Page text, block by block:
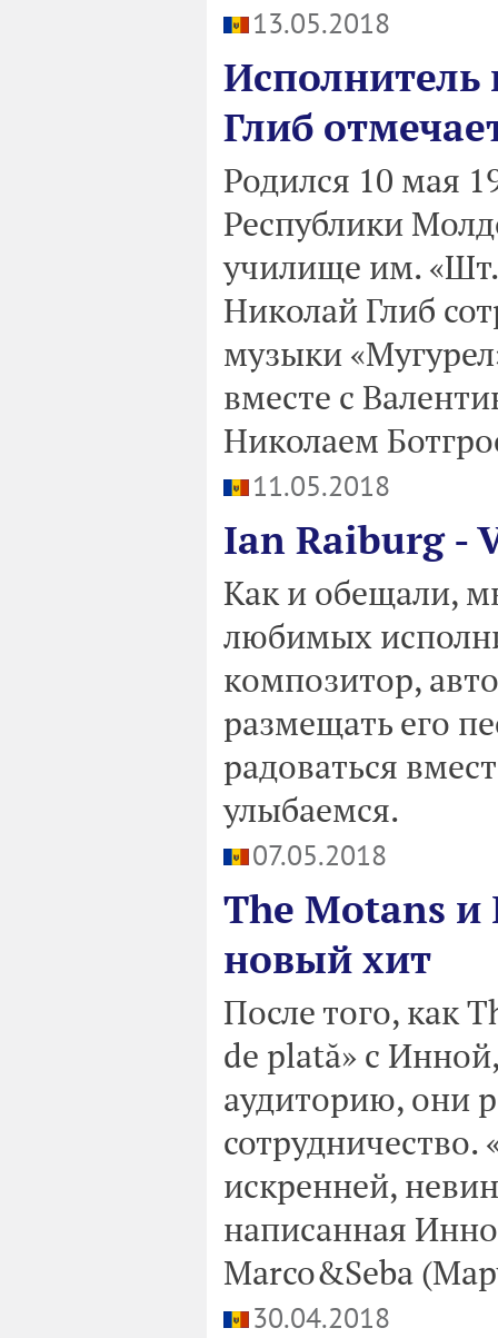
13.05.2018
Глиб
Родился 10 мая
Республики
училище им.
Николай Глиб
музыки
вместе с
Николаем
11.05.2018
Ian Raiburg -
Как и обещали,
любимых
композитор,
размещать его
радоваться
улыбаемся.
07.05.2018
The Motans
новый хит
После того, как
de plată» с
аудиторию, они
сотрудничество.
искренней,
написанная
Marco&Seba
30.04.2018